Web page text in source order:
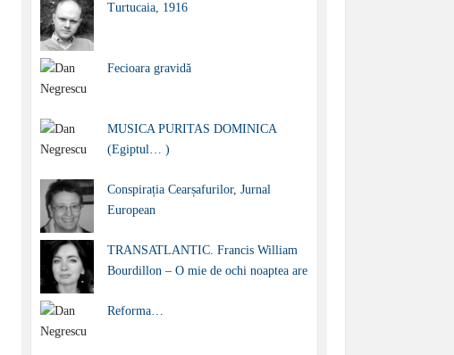
Turtucaia, 1916
Fecioara gravidă
MUSICA PURITAS DOMINICA
(Egiptul… )
Conspirația Cearșafurilor, Jurnal
European
TRANSATLANTIC. Francis William
Bourdillon – O mie de ochi noaptea are
Reforma…